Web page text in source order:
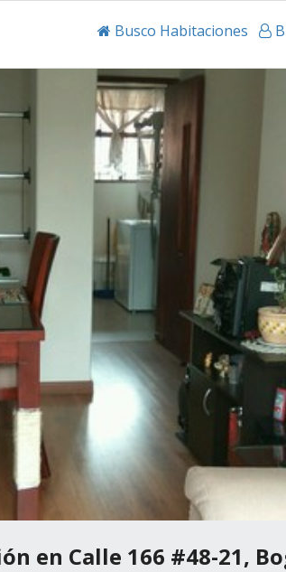
Busco Habitaciones
en Calle 166 #48-21,